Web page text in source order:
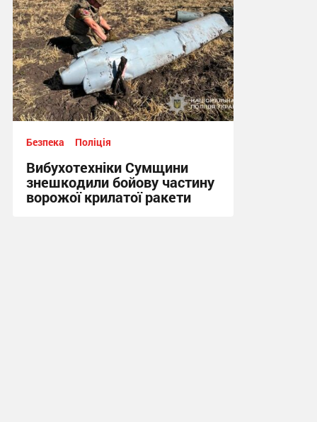
Безпека Поліція
Вибухотехніки Сумщини
знешкодили бойову частину
ворожої крилатої ракети